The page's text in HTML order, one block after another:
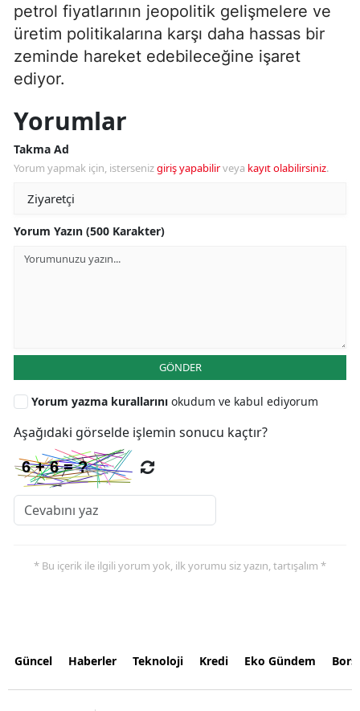
petrol fiyatlarının jeopolitik gelişmelere ve
üretim politikalarına karşı daha hassas bir
zeminde hareket edebileceğine işaret
ediyor.
Yorumlar
Takma Ad
Yorum yapmak için, istersenizgiriş yapabilirveya kayıt olabilirsiniz.
Yorum Yazın (500 Karakter)
GÖNDER
Yorum yazma kurallarını okudum ve kabul ediyorum
Aşağıdaki görselde işlemin sonucu kaçtır?
* Bu içerik ile ilgili yorum yok, ilk yorumu siz yazın, tartışalım *
Güncel Haberler Teknoloji Kredi Eko Gündem